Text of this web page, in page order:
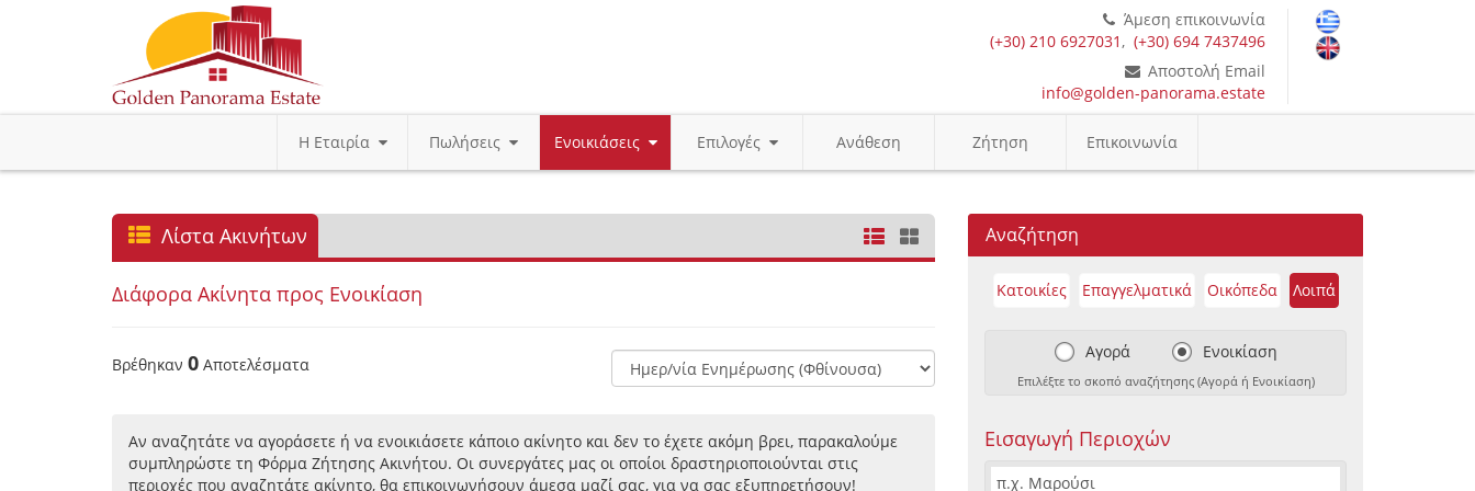
Άμεση επικοινωνία
(+30) 210 6927031, (+30) 694 7437496
Αποστολή Email
info@golden-panorama.estate
Η Εταιρία Πωλήσεις Ενοικιάσεις Επιλογές Ανάθεση Ζήτηση Επικοινωνία
Λίστα Ακινήτων
Διάφορα Ακίνητα προς Ενοικίαση
Βρέθηκαν 0 Αποτελέσματα
Αν αναζητάτε να αγοράσετε ή να ενοικιάσετε κάποιο ακίνητο και δεν το έχετε ακόμη βρει, παρακαλούμε
συμπληρώστε τη Φόρμα Ζήτησης Ακινήτου. Οι συνεργάτες μας οι οποίοι δραστηριοποιούνται στις
περιοχές που αναζητάτε ακίνητο, θα επικοινωνήσουν άμεσα μαζί σας, για να σας εξυπηρετήσουν!
Αναζήτηση
Κατοικίες Επαγγελματικά Οικόπεδα Λοιπά
Αγορά Ενοικίαση
Επιλέξτε το σκοπό αναζήτησης (Αγορά ή Ενοικίαση)
Εισαγωγή Περιοχών